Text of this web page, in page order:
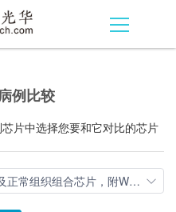
例比较
芯片中选择您要和它对比的芯片
芯片，附WHO Grade，TNM及Stage